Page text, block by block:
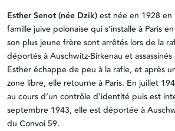
Esther Senot (née Dzik)est née en 1928
famille juive polonaise qui s’installe à Paris
son plus jeune frère sont arrêtés lors de la
déportés à Auschwitz-Birkenau et
Esther échappe de peu à la rafle, et après
zone libre, elle retourne à Paris. En juillet
au cours d’un contrôle d'identité puis est
septembre 1943, elle est déportée à
du Convoi 59.